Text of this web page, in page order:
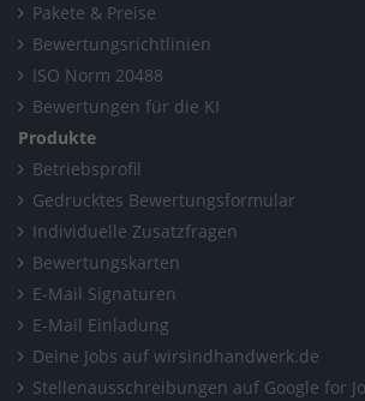
Pakete & Preise
Bewertungsrichtlinien
ISO Norm 20488
Bewertungen für die KI
Produkte
Betriebsprofil
Gedrucktes Bewertungsformular
Individuelle Zusatzfragen
Bewertungskarten
E-Mail Signaturen
E-Mail Einladung
Deine Jobs auf wirsindhandwerk.de
Stellenausschreibungen auf Google for